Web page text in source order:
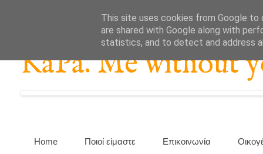
KaPa. Me without
Home Ποιοί είμαστε Επικοινωνία
This site uses cookies from Google to
are shared with Google along with
statistics, and to detect and address